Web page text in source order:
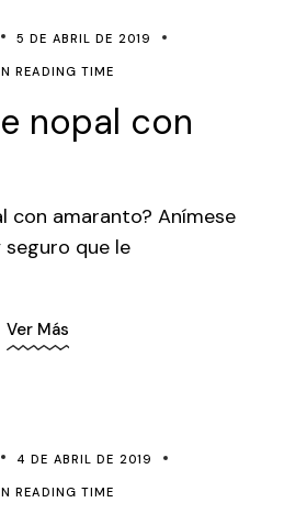
5 DE ABRIL DE 2019
READING TIME
nopal con
con amaranto? Anímese
que le
Ver Más
4 DE ABRIL DE 2019
READING TIME